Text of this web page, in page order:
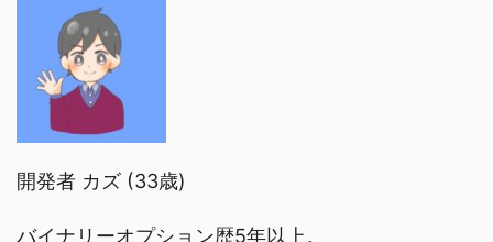
開発者 カズ (33歳)
バイナリーオプション歴5年以上。